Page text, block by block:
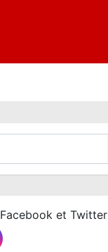
et Twitter